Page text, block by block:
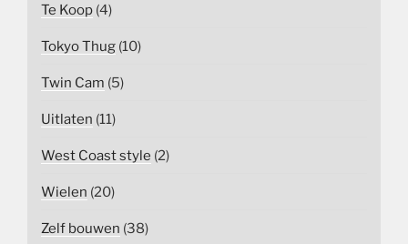
Te Koop (4)
Tokyo Thug (10)
Twin Cam (5)
Uitlaten (11)
West Coast style (2)
Wielen (20)
Zelf bouwen (38)